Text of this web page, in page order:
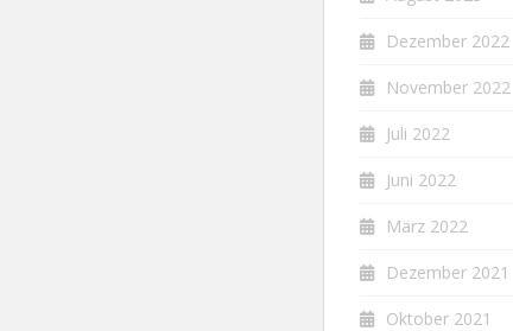
Dezember 2022
November 2022
Juli 2022
Juni 2022
März 2022
Dezember 2021
Oktober 2021